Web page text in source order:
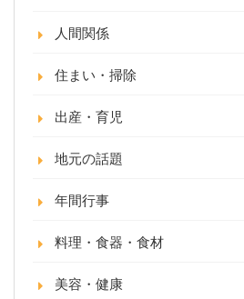
人間関係
住まい・掃除
出産・育児
地元の話題
年間行事
料理・食器・食材
美容・健康